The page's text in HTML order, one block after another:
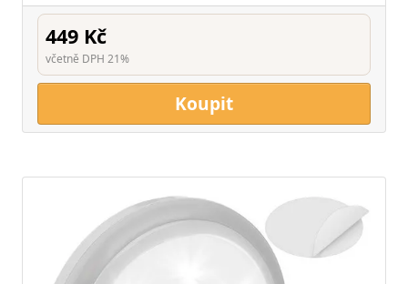
449 Kč
včetně DPH 21%
Koupit